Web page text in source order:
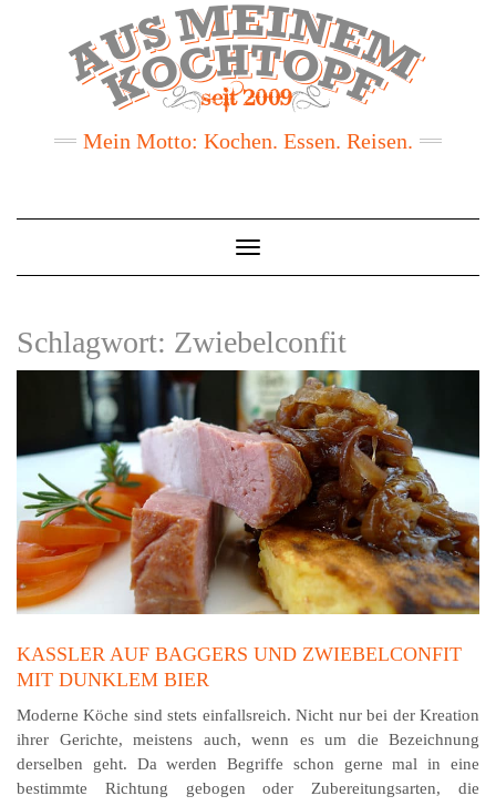
Mein Motto: Kochen. Essen. Reisen.
Toggle
Navigation
Schlagwort: Zwiebelconfit
KASSLER AUF BAGGERS UND ZWIEBELCONFIT
MIT DUNKLEM BIER
Moderne Köche sind stets einfallsreich. Nicht nur bei der Kreation
ihrer Gerichte, meistens auch, wenn es um die Bezeichnung
derselben geht. Da werden Begriffe schon gerne mal in eine
bestimmte Richtung gebogen oder Zubereitungsarten, die